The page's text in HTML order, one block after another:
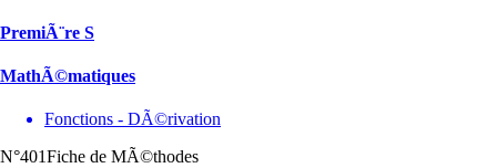
PremiÃ¨re S
MathÃ©matiques
Fonctions - DÃ©rivation
N°401Fiche de MÃ©thodes